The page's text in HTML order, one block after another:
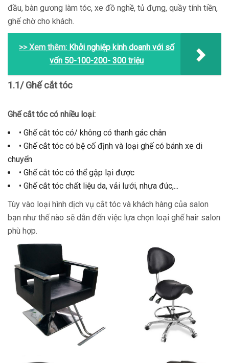
đầu, bàn gương làm tóc, xe đồ nghề, tủ đựng, quầy tính tiền,
ghế chờ cho khách.
>> Xem thêm: Khởi nghiệp kinh doanh với số
vốn 50-100-200- 300 triệu
1.1/ Ghế cắt tóc
Ghế cắt tóc có nhiều loại:
• Ghế cắt tóc có/ không có thanh gác chân
• Ghế cắt tóc có bệ cố định và loại ghế có bánh xe di
chuyển
• Ghế cắt tóc có thể gập lại được
• Ghế cắt tóc chất liệu da, vải lưới, nhựa đúc,...
Tùy vào loại hình dịch vụ cắt tóc và khách hàng của salon
bạn như thế nào sẽ dẫn đến việc lựa chọn loại ghế hair salon
phù hợp.